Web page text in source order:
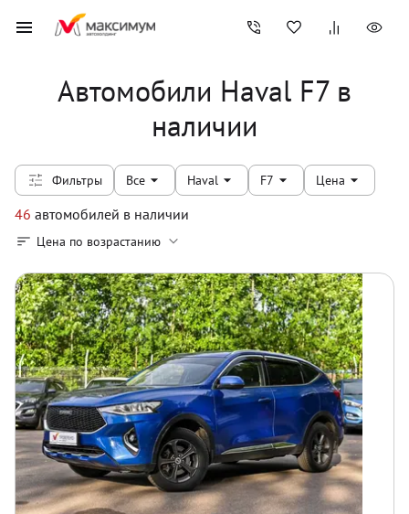
Автомобили Haval F7 в
наличии
Фильтры Все Haval F7 Цена
46 автомобилей в наличии
Цена по возрастанию